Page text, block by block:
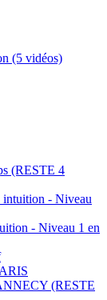
(5 vidéos)
(RESTE 4
intuition - Niveau
- Niveau 1 en
(RESTE